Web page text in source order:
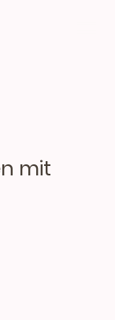
mit